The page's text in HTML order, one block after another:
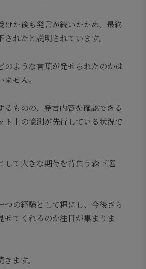
けた後も発言が続いたため、最終
れたと説明されています。
のような言葉が発せられたのかは
せん。
るものの、発言内容を確認できる
ト上の憶測が先行している状況で
して大きな期待を背負う森下選
つの経験として糧にし、今後さら
せてくれるのか注目が集まりま
ます。